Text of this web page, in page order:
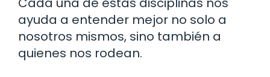
ayuda a entender mejor no solo a
nosotros mismos, sino también a
quienes nos rodean.